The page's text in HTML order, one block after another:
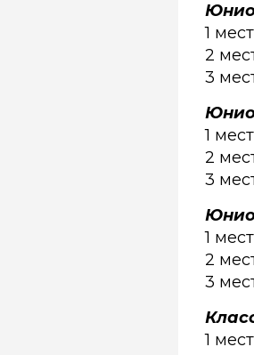
1
2
3
1
2
3
1
2
3
1